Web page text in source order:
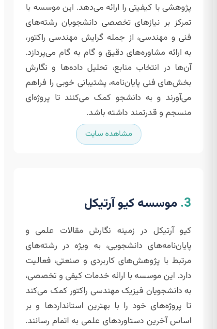
پژوهشی با کیفیتی را ارائه می‌دهد. این موسسه با
تمرکز بر نیازهای تخصصی دانشجویان رشته‌های
فنی و مهندسی، از جمله گرایش مهندسی راکتور،
به ارائه مشاوره‌های دقیق و گام به گام می‌پردازد.
آن‌ها در انتخاب منابع، تحلیل داده‌ها و نگارش
بخش‌های فنی پایان‌نامه، پشتیبانی خوبی را فراهم
می‌آورند و به دانشجو کمک می‌کنند تا پروژه‌ای
منسجم و قدرتمند داشته باشد.
مشاهده سایت
3. موسسه کیو آرتیکل
کیو آرتیکل در زمینه نگارش مقالات علمی و
پایان‌نامه‌های دانشجویی، به ویژه در رشته‌های
مرتبط با پژوهش‌های کاربردی و صنعتی، فعالیت
دارد. این موسسه با ارائه خدمات کیفی و تخصصی،
به دانشجویان فیزیک مهندسی راکتور کمک می‌کند
تا پروژه‌های خود را با بهترین استانداردها و بر
اساس آخرین دستاوردهای علمی به اتمام رسانند.